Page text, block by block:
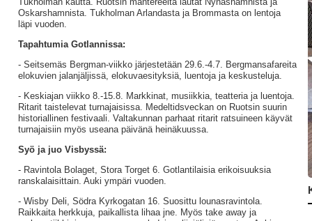
Oskarshamnista. Tukholman Arlandasta ja Brommasta on lentoja
läpi vuoden.
Tapahtumia Gotlannissa:
- Seitsemäs Bergman-viikko järjestetään 29.6.-4.7. Bergmansafareita
elokuvien jalanjäljissä, elokuvaesityksiä, luentoja ja keskusteluja.
- Keskiajan viikko 8.-15.8. Markkinat, musiikkia, teatteria ja luentoja.
Ritarit taistelevat turnajaisissa. Medeltidsveckan on Ruotsin suurin
historiallinen festivaali. Valtakunnan parhaat ritarit ratsuineen käyvät
turnajaisiin myös useana päivänä heinäkuussa.
Syö ja juo Visbyssä:
- Ravintola Bolaget, Stora Torget 6. Gotlantilaisia erikoisuuksia
ranskalaisittain. Auki ympäri vuoden.
- Wisby Deli, Södra Kyrkogatan 16. Suosittu lounasravintola.
Raikkaita herkkuja, paikallista lihaa jne. Myös take away ja